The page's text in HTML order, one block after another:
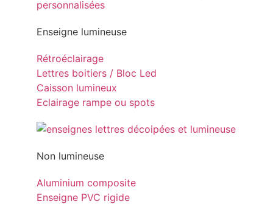
Enseigne lumineuse
Rétroéclairage
Lettres boitiers / Bloc Led
Caisson lumineux
Eclairage rampe ou spots
Non lumineuse
Aluminium composite
Enseigne PVC rigide